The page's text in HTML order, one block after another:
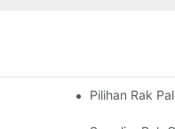
Anu Éfisién Pilihan Rak